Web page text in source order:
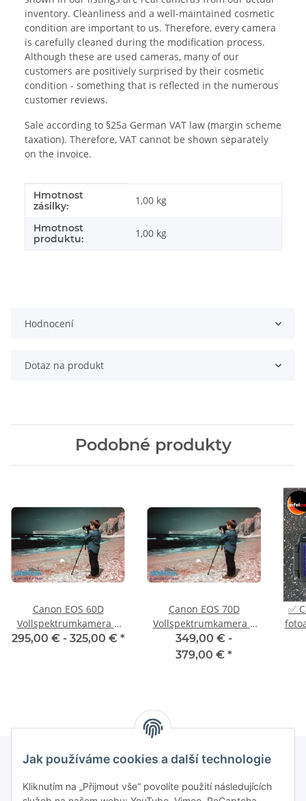
Jak používáme cookies a další technologie
Kliknutím na „Přijmout vše“ povolíte použití následujících
inventory. Cleanliness and a well-maintained cosmetic
condition are important to us. Therefore, every camera
is carefully cleaned during the modification process.
Although these are used cameras, many of our
customers are positively surprised by their cosmetic
condition - something that is reflected in the numerous
customer reviews.
Sale according to §25a German VAT law (margin scheme
taxation). Therefore, VAT cannot be shown separately
on the invoice.
#productDetails.itemInformation#
#productDetails.itemValue#
Hmotnost
zásilky:
1,00 kg
Hmotnost
produktu:
1,00 kg
Hodnocení
Dotaz na produkt
Podobné produkty
Canon EOS 60D
Vollspektrumkamera 2
Jahre Gewährleistung
295,00 € - 325,00 € *
Canon EOS 70D
Vollspektrumkamera 2
Jahre Gewährleistung
349,00 € -
379,00 € *
✅